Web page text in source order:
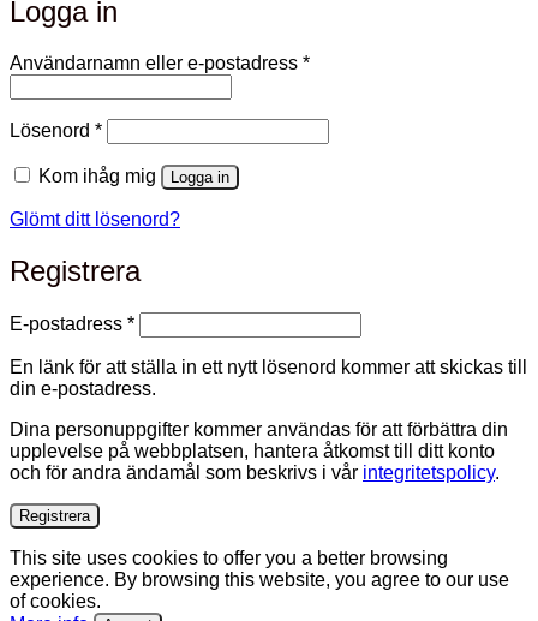
Logga in
Användarnamn eller e-postadress *Obligatoriskt
Lösenord *Obligatoriskt
Kom ihåg mig Logga in
Glömt ditt lösenord?
Registrera
E-postadress *Obligatoriskt
En länk för att ställa in ett nytt lösenord kommer att skickas till
din e-postadress.
Dina personuppgifter kommer användas för att förbättra din
upplevelse på webbplatsen, hantera åtkomst till ditt konto
och för andra ändamål som beskrivs i vår integritetspolicy.
Registrera
This site uses cookies to offer you a better browsing
experience. By browsing this website, you agree to our use
of cookies.